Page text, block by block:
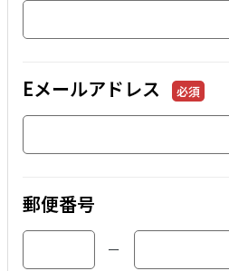
Eメールアドレス 必須
郵便番号
ー